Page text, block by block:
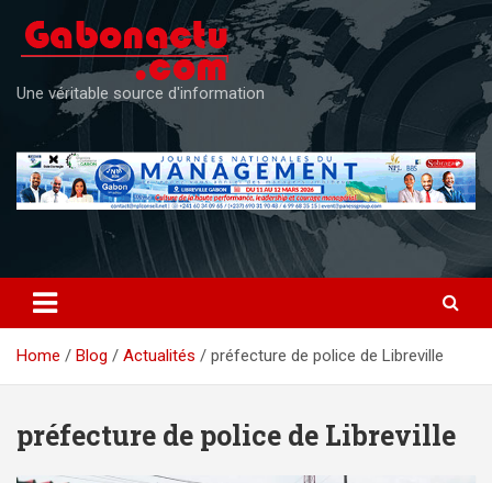
content
Une véritable source d'information
Home Blog Actualités préfecture de police de Libreville
préfecture de police de Libreville